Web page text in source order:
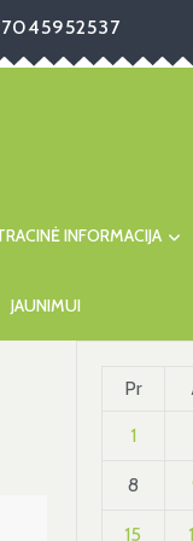
INFORMACIJA
JAUNIMUI
Pr
1
8
15